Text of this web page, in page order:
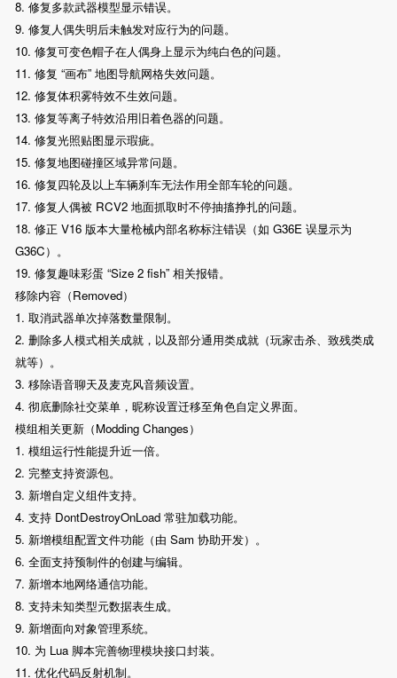
8. 修复多款武器模型显示错误。
9. 修复人偶失明后未触发对应行为的问题。
10. 修复可变色帽子在人偶身上显示为纯白色的问题。
11. 修复 “画布” 地图导航网格失效问题。
12. 修复体积雾特效不生效问题。
13. 修复等离子特效沿用旧着色器的问题。
14. 修复光照贴图显示瑕疵。
15. 修复地图碰撞区域异常问题。
16. 修复四轮及以上车辆刹车无法作用全部车轮的问题。
17. 修复人偶被 RCV2 地面抓取时不停抽搐挣扎的问题。
18. 修正 V16 版本大量枪械内部名称标注错误（如 G36E 误显示为
G36C）。
19. 修复趣味彩蛋 “Size 2 fish” 相关报错。
移除内容（Removed）
1. 取消武器单次掉落数量限制。
2. 删除多人模式相关成就，以及部分通用类成就（玩家击杀、致残类成
就等）。
3. 移除语音聊天及麦克风音频设置。
4. 彻底删除社交菜单，昵称设置迁移至角色自定义界面。
模组相关更新（Modding Changes）
1. 模组运行性能提升近一倍。
2. 完整支持资源包。
3. 新增自定义组件支持。
4. 支持 DontDestroyOnLoad 常驻加载功能。
5. 新增模组配置文件功能（由 Sam 协助开发）。
6. 全面支持预制件的创建与编辑。
7. 新增本地网络通信功能。
8. 支持未知类型元数据表生成。
9. 新增面向对象管理系统。
10. 为 Lua 脚本完善物理模块接口封装。
11. 优化代码反射机制。